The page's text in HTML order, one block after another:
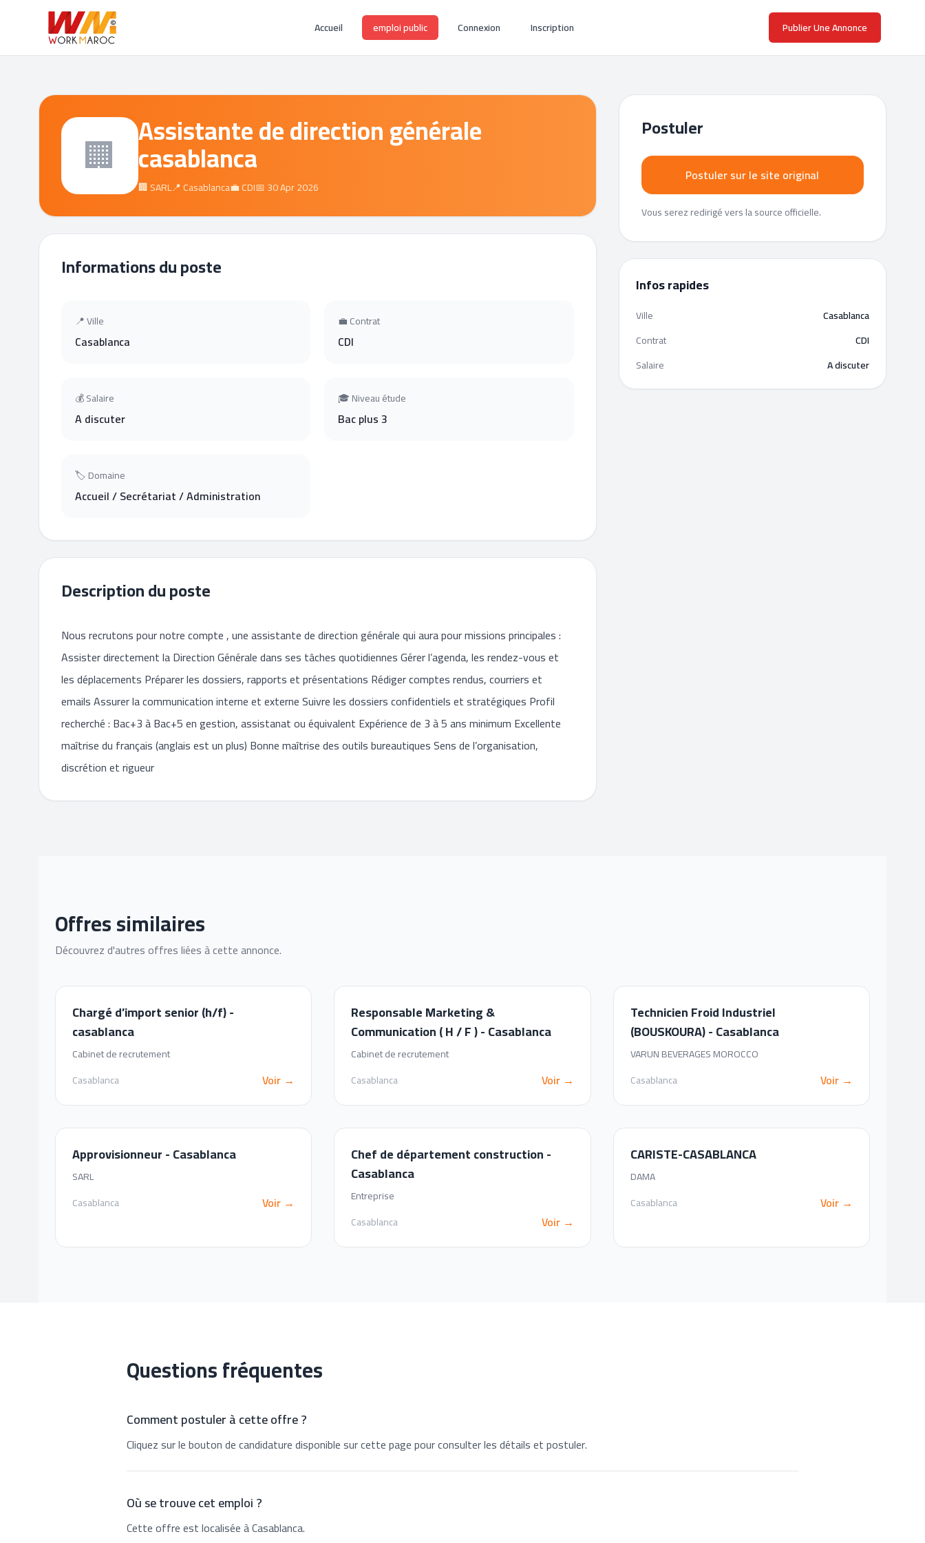
Accueil emploi public Connexion Inscription Publier Une Annonce
🏢 Assistante de direction générale
casablanca
🏢 SARL📍 Casablanca💼 CDI📅 30 Apr 2026
Informations du poste
📍 Ville
Casablanca
💼 Contrat
CDI
💰 Salaire
A discuter
🎓 Niveau étude
Bac plus 3
🏷 Domaine
Accueil / Secrétariat / Administration
Description du poste
Nous recrutons pour notre compte , une assistante de direction générale qui aura pour missions principales :
Assister directement la Direction Générale dans ses tâches quotidiennes Gérer l’agenda, les rendez-vous et
les déplacements Préparer les dossiers, rapports et présentations Rédiger comptes rendus, courriers et
emails Assurer la communication interne et externe Suivre les dossiers confidentiels et stratégiques Profil
recherché : Bac+3 à Bac+5 en gestion, assistanat ou équivalent Expérience de 3 à 5 ans minimum Excellente
maîtrise du français (anglais est un plus) Bonne maîtrise des outils bureautiques Sens de l’organisation,
discrétion et rigueur
Postuler
Postuler sur le site original
Vous serez redirigé vers la source officielle.
Infos rapides
Ville
Casablanca
Contrat
CDI
Salaire
A discuter
Offres similaires
Découvrez d'autres offres liées à cette annonce.
Chargé d’import senior (h/f) -
casablanca
Cabinet de recrutement
Casablanca
Voir →
Responsable Marketing &
Communication ( H / F ) - Casablanca
Cabinet de recrutement
Casablanca
Voir →
Technicien Froid Industriel
(BOUSKOURA) - Casablanca
VARUN BEVERAGES MOROCCO
Casablanca
Voir →
Approvisionneur - Casablanca
SARL
Casablanca
Voir →
Chef de département construction -
Casablanca
Entreprise
Casablanca
Voir →
CARISTE-CASABLANCA
DAMA
Casablanca
Voir →
Questions fréquentes
Comment postuler à cette offre ?
Cliquez sur le bouton de candidature disponible sur cette page pour consulter les détails et postuler.
Où se trouve cet emploi ?
Cette offre est localisée à Casablanca.